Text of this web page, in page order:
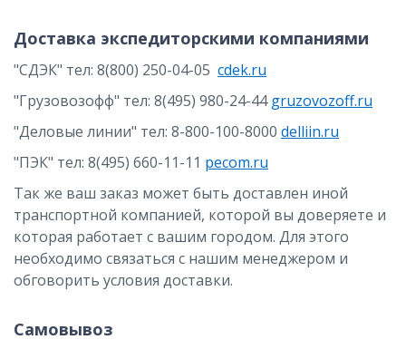
Доставка экспедиторскими компаниями
"СДЭК" тел: 8(800) 250-04-05 cdek.ru
"Грузовозофф" тел: 8(495) 980-24-44gruzovozoff.ru
"Деловые линии" тел: 8-800-100-8000 delliin.ru
"ПЭК" тел: 8(495) 660-11-11 pecom.ru
Так же ваш заказ может быть доставлен иной
транспортной компанией, которой вы доверяете и
которая работает с вашим городом. Для этого
необходимо связаться с нашим менеджером и
обговорить условия доставки.
Самовывоз